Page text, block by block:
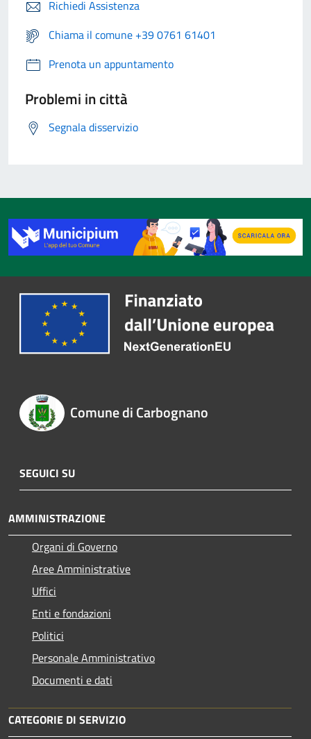
Richiedi Assistenza
Chiama il comune +39 0761 61401
Prenota un appuntamento
Problemi in città
Segnala disservizio
Comune di Carbognano
SEGUICI SU
AMMINISTRAZIONE
Organi di Governo
Aree Amministrative
Uffici
Enti e fondazioni
Politici
Personale Amministrativo
Documenti e dati
CATEGORIE DI SERVIZIO